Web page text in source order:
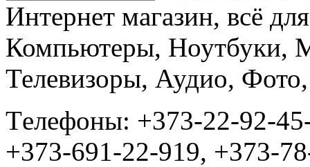
Интернет магазин, всё
Компьютеры, Ноутбуки,
Телевизоры, Аудио,
Tелефоны: +373-22-92-
+373-691-22-919, +373-